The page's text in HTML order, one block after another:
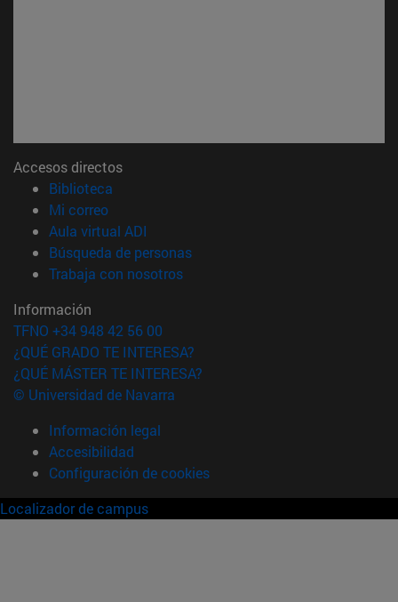
Accesos directos
Biblioteca
Mi correo(abre en nueva ventana)
Aula virtual ADI
Búsqueda de personas(abre en nueva ventana)
Trabaja con nosotros(abre en nueva ventana)
Información
TFNO +34 948 42 56 00
¿QUÉ GRADO TE INTERESA?
¿QUÉ MÁSTER TE INTERESA?
© Universidad de Navarra
Información legal
Accesibilidad
Configuración de cookies
Localizador de campus